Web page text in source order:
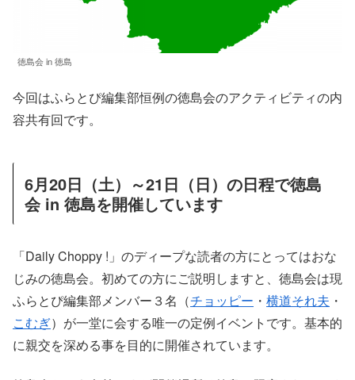
徳島会 in 徳島
今回はふらとぴ編集部恒例の徳島会のアクティビティの内
容共有回です。
6月20日（土）～21日（日）の日程で徳島
会 in 徳島を開催しています
「Daily Choppy !」のディープな読者の方にとってはおな
じみの徳島会。初めての方にご説明しますと、徳島会は現
ふらとぴ編集部メンバー３名（チョッピー ・ 横道それ夫 ・
こむぎ）が一堂に会する唯一の定例イベントです。基本的
に親交を深める事を目的に開催されています。